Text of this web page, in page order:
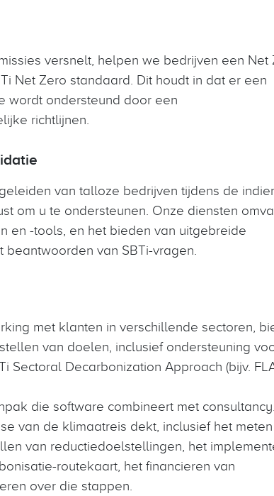
versnelt, helpen we bedrijven een Net
Net Zero standaard. Dit houdt in dat er een
wordt ondersteund door een
richtlijnen.
van talloze bedrijven tijdens de
om u te ondersteunen. Onze diensten
en -tools, en het bieden van uitgebreide
van SBTi-vragen.
met klanten in verschillende sectoren,
van doelen, inclusief ondersteuning
Decarbonization Approach (bijv.
die software combineert met
van de klimaatreis dekt, inclusief het
van reductiedoelstellingen, het
routekaart, het financieren van
over die stappen.